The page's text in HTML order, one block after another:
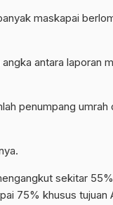
maskapai
antara laporan
penumpang
sekitar
75% khusus tujuan